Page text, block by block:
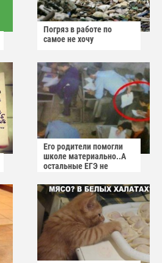
Погряз в работе по
самое не хочу
Его родители помогли
школе материально..А
остальные ЕГЭ не